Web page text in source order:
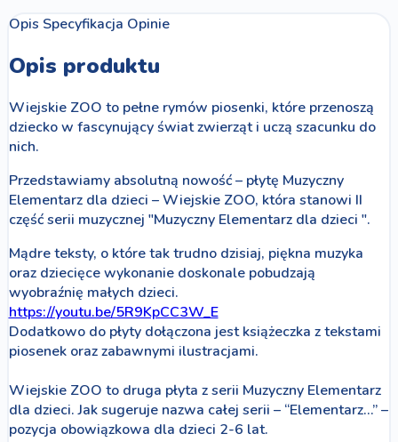
Opis Specyfikacja Opinie
Opis produktu
Wiejskie ZOO to pełne rymów piosenki, które przenoszą
dziecko w fascynujący świat zwierząt i uczą szacunku do
nich.
Przedstawiamy absolutną nowość – płytę Muzyczny
Elementarz dla dzieci – Wiejskie ZOO, która stanowi II
część serii muzycznej "Muzyczny Elementarz dla dzieci ".
Mądre teksty, o które tak trudno dzisiaj, piękna muzyka
oraz dziecięce wykonanie doskonale pobudzają
wyobraźnię małych dzieci.
https://youtu.be/5R9KpCC3W_E
Dodatkowo do płyty dołączona jest książeczka z tekstami
piosenek oraz zabawnymi ilustracjami.
Wiejskie ZOO to druga płyta z serii Muzyczny Elementarz
dla dzieci. Jak sugeruje nazwa całej serii – “Elementarz…” –
pozycja obowiązkowa dla dzieci 2-6 lat.